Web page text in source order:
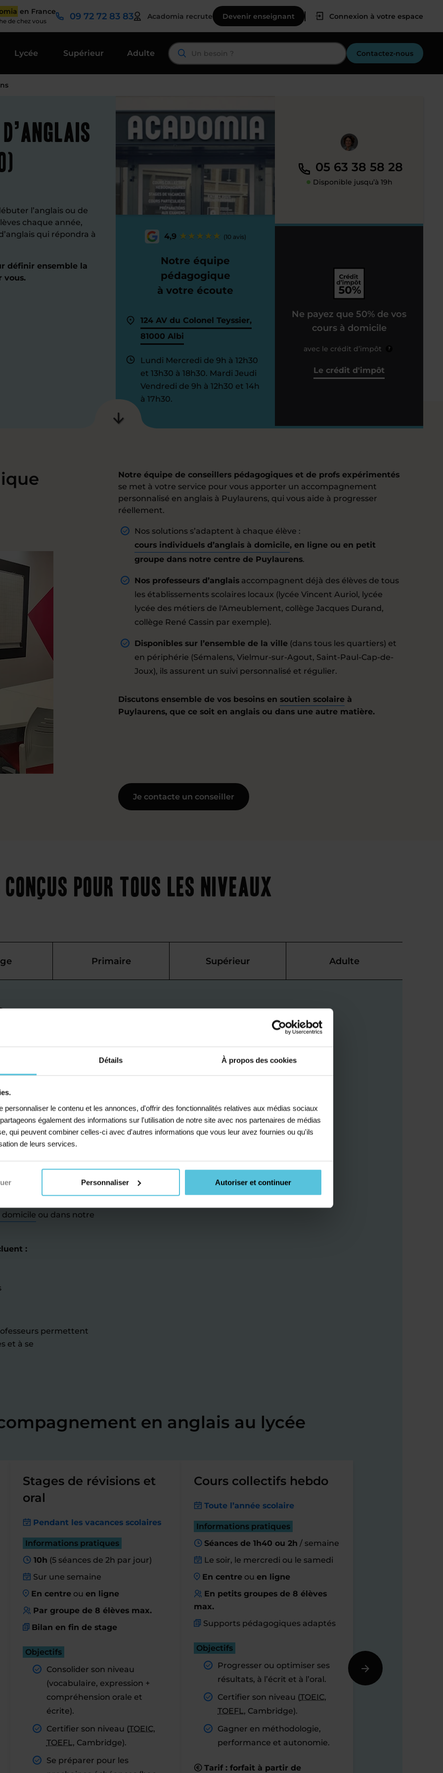
Détails À propos des cookies
personnaliser le contenu et les annonces, d'offrir des fonctionnalités relatives aux médias sociaux
également des informations sur l'utilisation de notre site avec nos partenaires de médias
qui peuvent combiner celles-ci avec d'autres informations que vous leur avez fournies ou qu'ils
de leurs services.
Personnaliser Autoriser et continuer
en France
de chez vous 09 72 72 83 83 Acadomia recrute Devenir enseignant Connexion à votre espace
Lycée Supérieur Adulte Contactez-nous
l’anglais ou de
chaque année,
qui répondra à
définir ensemble la
vous.
4,9 (10 avis)
Notre équipe
pédagogique
à votre écoute
124 AV du Colonel Teyssier,
81000 Albi
Lundi Mercredi de 9h à 12h30
et 13h30 à 18h30. Mardi Jeudi
Vendredi de 9h à 12h30 et 14h
à 17h30.
05 63 38 58 28
Disponible jusqu’à 19h
Ne payez que 50% de vos
cours à domicile
avec le crédit d’impôt ?
Le crédit d'impôt
Notre équipe de conseillers pédagogiques et de profs expérimentés
se met à votre service pour vous apporter un accompagnement
personnalisé en anglais à Puylaurens, qui vous aide à progresser
réellement.
Nos solutions s’adaptent à chaque élève :
cours individuels d’anglais à domicile, en ligne ou en petit
groupe dans notre centre de Puylaurens.
Nos professeurs d’anglais accompagnent déjà des élèves de tous
les établissements scolaires locaux (lycée Vincent Auriol, lycée
lycée des métiers de l'Ameublement, collège Jacques Durand,
collège René Cassin par exemple).
Disponibles sur l’ensemble de la ville (dans tous les quartiers) et
en périphérie (Sémalens, Vielmur-sur-Agout, Saint-Paul-Cap-de-
Joux), ils assurent un suivi personnalisé et régulier.
Discutons ensemble de vos besoins en soutien scolaire à
Puylaurens, que ce soit en anglais ou dans une autre matière.
Je contacte un conseiller
pour tous les niveaux
Primaire Supérieur Adulte
à
à Puylaurens, nous
pour les lycéens. Nos
programme (donner son
phrases au
mis sur la pratique.
nos élèves profitent
l'emploi du temps de
sont
domicile ou dans notre
:
permettent
et à se
en anglais au lycée
Stages de révisions et
oral
Pendant les vacances scolaires
Informations pratiques
10h (5 séances de 2h par jour)
Sur une semaine
En centreou en ligne
Par groupe de 8 élèves max.
Bilan en fin de stage
Objectifs
Consolider son niveau
(vocabulaire, expression +
compréhension orale et
écrite).
Certifier son niveau (TOEIC,
TOEFL, Cambridge).
Se préparer pour les
Cours collectifs hebdo
Toute l’année scolaire
Informations pratiques
Séances de 1h40 ou 2h / semaine
Le soir, le mercredi ou le samedi
En centre ouen ligne
En petits groupes de 8 élèves
max.
Supports pédagogiques adaptés
Objectifs
Progresser ou optimiser ses
résultats, à l’écrit et à l’oral.
Certifier son niveau (TOEIC,
TOEFL, Cambridge).
Gagner en méthodologie,
performance et autonomie.
Tarif : forfait à partir de